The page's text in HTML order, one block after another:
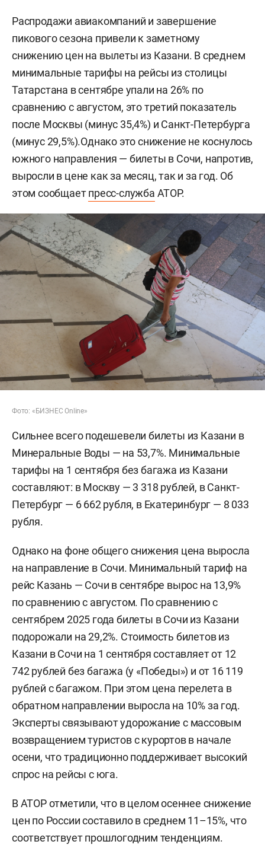
Распродажи авиакомпаний и завершение
пикового сезона привели к заметному
снижению цен на вылеты из Казани. В среднем
минимальные тарифы на рейсы из столицы
Татарстана в сентябре упали на 26% по
сравнению с августом, это третий показатель
после Москвы (минус 35,4%) и Санкт-Петербурга
(минус 29,5%).Однако это снижение не коснулось
южного направления — билеты в Сочи, напротив,
выросли в цене как за месяц, так и за год. Об
этом сообщаетпресс-служба АТОР.
Фото: «БИЗНЕС Online»
Сильнее всего подешевели билеты из Казани в
Минеральные Воды — на 53,7%. Минимальные
тарифы на 1 сентября без багажа из Казани
составляют: в Москву — 3 318 рублей, в Санкт-
Петербург — 6 662 рубля, в Екатеринбург — 8 033
рубля.
Однако на фоне общего снижения цена выросла
на направление в Сочи. Минимальный тариф на
рейс Казань — Сочи в сентябре вырос на 13,9%
по сравнению с августом. По сравнению с
сентябрем 2025 года билеты в Сочи из Казани
подорожали на 29,2%. Стоимость билетов из
Казани в Сочи на 1 сентября составляет от 12
742 рублей без багажа (у «Победы») и от 16 119
рублей с багажом. При этом цена перелета в
обратном направлении выросла на 10% за год.
Эксперты связывают удорожание с массовым
возвращением туристов с курортов в начале
осени, что традиционно поддерживает высокий
спрос на рейсы с юга.
В АТОР отметили, что в целом осеннее снижение
цен по России составило в среднем 11–15%, что
соответствует прошлогодним тенденциям.